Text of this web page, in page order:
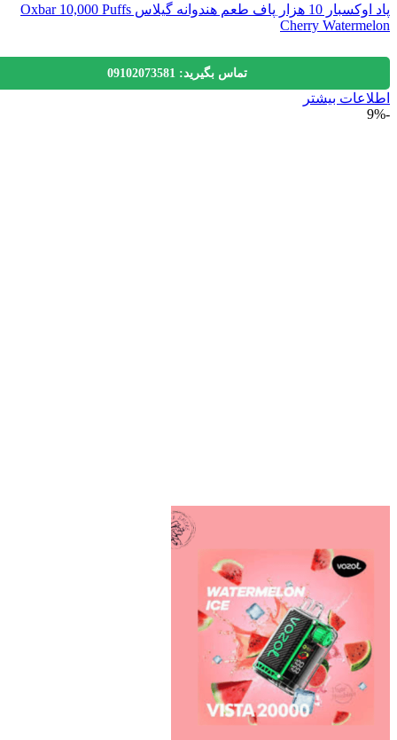
پاد اوکسبار 10 هزار پاف طعم هندوانه گیلاس Oxbar 10,000 Puffs
Cherry
تماس بگیرید: 09102073581
بیشتر